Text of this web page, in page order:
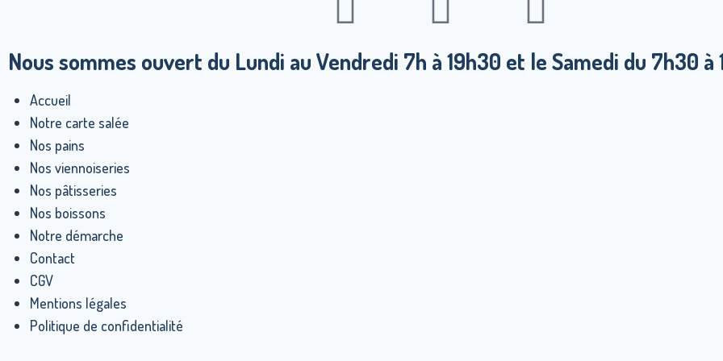
Nous sommes ouvert du Lundi au Vendredi 7h à 19h30 et le Samedi du 7h30 à
Accueil
Notre carte salée
Nos pains
Nos viennoiseries
Nos pâtisseries
Nos boissons
Notre démarche
Contact
CGV
Mentions légales
Politique de confidentialité